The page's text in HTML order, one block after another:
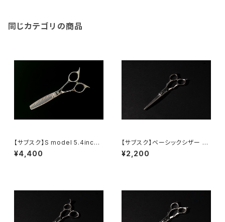
同じカテゴリの商品
【サブスク】S model 5.4inch
(30%)
¥4,400
【サブスク】ベーシックシザー 5.
5inch（メガネ）
¥2,200